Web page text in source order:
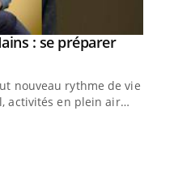
: se préparer
nouveau rythme de vie !
activités en plein air…